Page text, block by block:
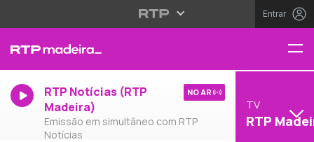
Entrar
RTP Notícias (RTP
Madeira)
Emissão em simultâneo com RTP
Notícias
NO AR
TV
RTP